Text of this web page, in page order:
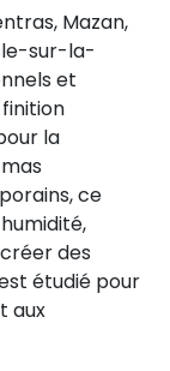
Mazan,
sur-la-
et
la
ce
des
étudié pour
aux